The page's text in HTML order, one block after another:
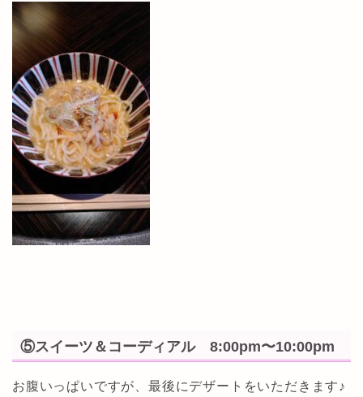
⑤スイーツ＆コーディアル 8:00pm〜10:00pm
お腹いっぱいですが、最後にデザートをいただきます♪